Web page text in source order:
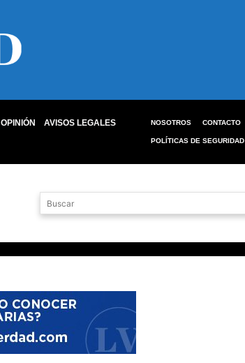
OPINIÓN
AVISOS LEGALES
NOSOTROS CONTACTO
POLÍTICAS DE SEGURIDAD